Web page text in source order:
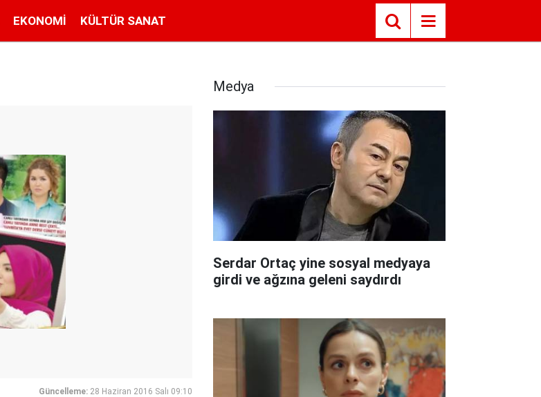
EKONOMI KÜLTÜR SANAT
Güncelleme: 28 Haziran 2016 Salı 09:10
Medya
Serdar Ortaç yine sosyal medyaya
girdi ve ağzına geleni saydırdı